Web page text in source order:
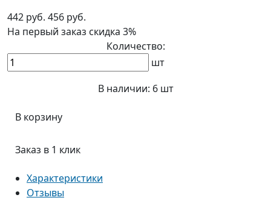
442 руб. 456 руб.
На первый заказ скидка 3%
Количество:
шт
В наличии: 6 шт
В корзину
Заказ в 1 клик
Характеристики
Отзывы